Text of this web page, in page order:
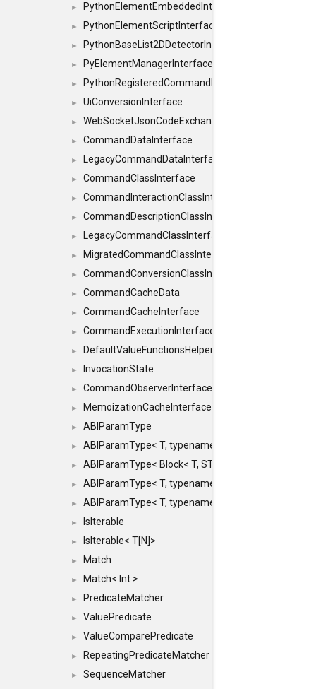
► PythonElementEmbeddedInterface
► PythonElementScriptInterface
► PythonBaseList2DDetectorInterface
► PyElementManagerInterface
► PythonRegisteredCommandIdsInterface
► UiConversionInterface
► WebSocketJsonCodeExchangerInterface
► CommandDataInterface
► LegacyCommandDataInterface
► CommandClassInterface
► CommandInteractionClassInterface
► CommandDescriptionClassInterface
► LegacyCommandClassInterface
► MigratedCommandClassInterface
► CommandConversionClassInterface
► CommandCacheData
► CommandCacheInterface
► CommandExecutionInterface
► DefaultValueFunctionsHelper< const Result<
► InvocationState
► CommandObserverInterface
► MemoizationCacheInterface
► ABIParamType
► ABIParamType< T, typename std::enable_if<
► ABIParamType< Block< T, STRIDED, MOVE > >
► ABIParamType< T, typename std::enable_if<
► ABIParamType< T, typename std::enable_if<
► IsIterable
► IsIterable< T[N]>
► Match
► Match< Int >
► PredicateMatcher
► ValuePredicate
► ValueComparePredicate
► RepeatingPredicateMatcher
►
SequenceMatcher